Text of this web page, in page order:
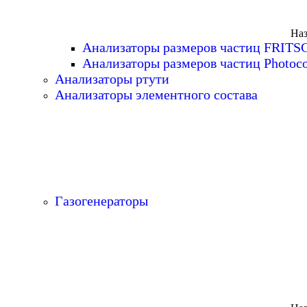
Анализаторы размеров частиц
Анализаторы размеров частиц
Анализаторы ртути
Анализаторы элементного состава
Газогенераторы